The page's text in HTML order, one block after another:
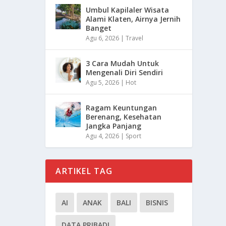
Umbul Kapilaler Wisata
Alami Klaten, Airnya Jernih
Banget
Agu 6, 2026 |Travel
3 Cara Mudah Untuk
Mengenali Diri Sendiri
Agu 5, 2026 | Hot
Ragam Keuntungan
Berenang, Kesehatan
Jangka Panjang
Agu 4, 2026 | Sport
ARTIKEL TAG
AI ANAK BALI BISNIS